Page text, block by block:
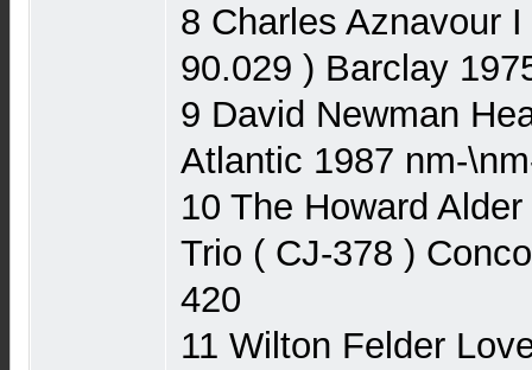
8 Charles Aznavour
90.029 ) Barclay
9 David Newman
Atlantic 1987 nm-
10 The Howard
Trio ( CJ-378 )
420
11 Wilton Felder